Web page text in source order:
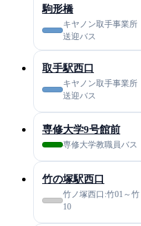
駒形橋
キヤノン取手事業所
送迎バス
取手駅西口
キヤノン取手事業所
送迎バス
専修大学9号館前
専修大学教職員バス
竹の塚駅西口
竹ノ塚西口:竹01～竹
10